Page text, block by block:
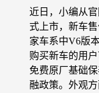
近日，小编从
式上市，新车
家车系中V6版
购买新车的用
免费原厂基础
融政策。外观